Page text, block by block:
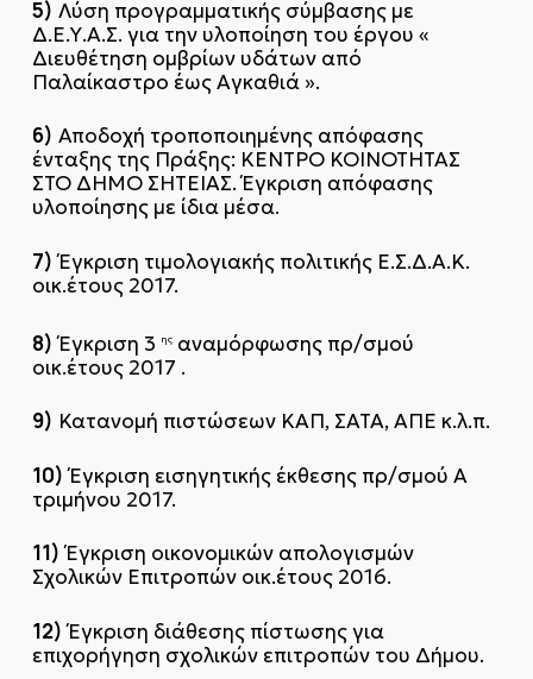
5) Λύση προγραμματικής σύμβασης με
Δ.Ε.Υ.Α.Σ. για την υλοποίηση του έργου «
Διευθέτηση ομβρίων υδάτων από
Παλαίκαστρο έως Αγκαθιά ».
6) Αποδοχή τροποποιημένης απόφασης
ένταξης της Πράξης: ΚΕΝΤΡΟ ΚΟΙΝΟΤΗΤΑΣ
ΣΤΟ ΔΗΜΟ ΣΗΤΕΙΑΣ. Έγκριση απόφασης
υλοποίησης με ίδια μέσα.
7)Έγκριση τιμολογιακής πολιτικής Ε.Σ.Δ.Α.Κ.
οικ.έτους 2017.
8)Έγκριση 3 ηςαναμόρφωσης πρ/σμού
οικ.έτους 2017 .
9) Κατανομή πιστώσεων ΚΑΠ, ΣΑΤΑ, ΑΠΕ κ.λ.π.
10)Έγκριση εισηγητικής έκθεσης πρ/σμού Α
τριμήνου 2017.
11)Έγκριση οικονομικών απολογισμών
Σχολικών Επιτροπών οικ.έτους 2016.
12)Έγκριση διάθεσης πίστωσης για
επιχορήγηση σχολικών επιτροπών του Δήμου.